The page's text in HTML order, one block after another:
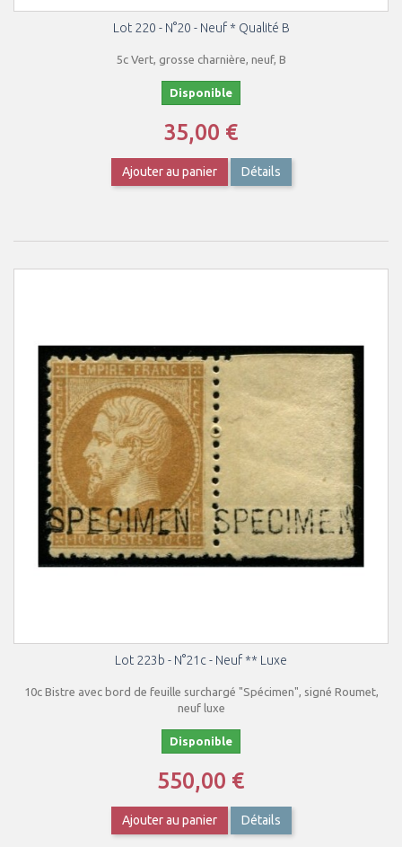
Lot 220 - N°20 - Neuf * Qualité B
5c Vert, grosse charnière, neuf, B
Disponible
35,00 €
Ajouter au panier Détails
Lot 223b - N°21c - Neuf ** Luxe
10c Bistre avec bord de feuille surchargé "Spécimen", signé Roumet,
neuf luxe
Disponible
550,00 €
Ajouter au panier Détails